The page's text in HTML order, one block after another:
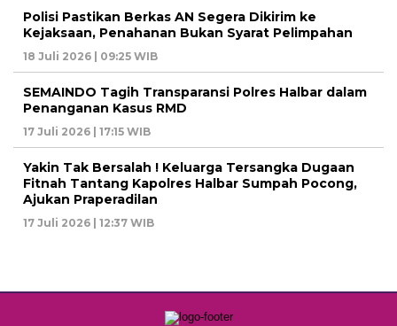
Polisi Pastikan Berkas AN Segera Dikirim ke
Kejaksaan, Penahanan Bukan Syarat Pelimpahan
18 Juli 2026 | 09:25 WIB
SEMAINDO Tagih Transparansi Polres Halbar dalam
Penanganan Kasus RMD
17 Juli 2026 | 17:15 WIB
Yakin Tak Bersalah ! Keluarga Tersangka Dugaan
Fitnah Tantang Kapolres Halbar Sumpah Pocong,
Ajukan Praperadilan
17 Juli 2026 | 12:37 WIB